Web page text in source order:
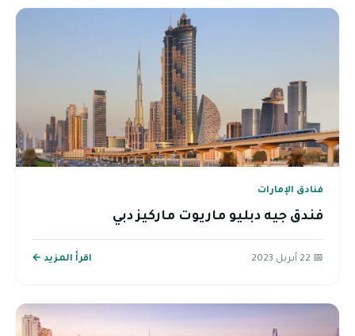
فنادق الإمارات
فندق جيه دبليو ماريوت ماركيز دبي
📅 22 أبريل 2023 اقرأ المزيد ←